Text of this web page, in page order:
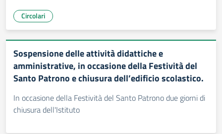
Circolari
Sospensione delle attività didattiche e
amministrative, in occasione della Festività del
Santo Patrono e chiusura dell’edificio scolastico.
In occasione della Festività del Santo Patrono due giorni di
chiusura dell'Istituto